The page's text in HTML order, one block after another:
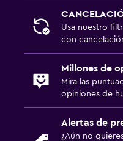
Usa nuestro
con
Millones de
Mira las
opiniones de
Alertas de
¿Aún no